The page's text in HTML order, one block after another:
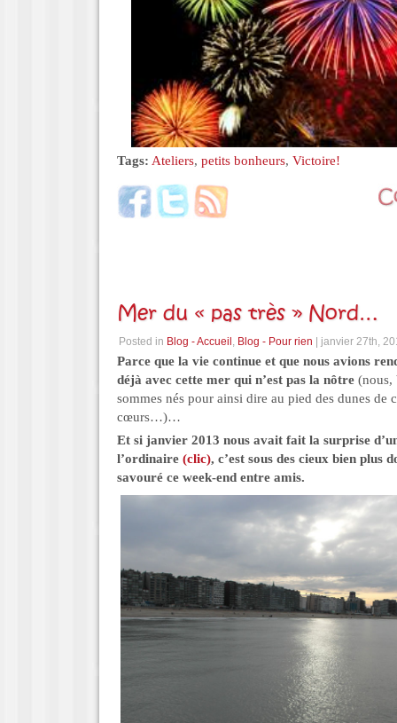
Tags: Ateliers, petits bonheurs, Victoire!
Mer du « pas très » Nord…
Posted in Blog - Accueil , Blog - Pour rien | janvier 27th,
Parce que la vie continue et que nous avions
déjà avec cette mer qui n’est pas la nôtre (nous,
sommes nés pour ainsi dire au pied des dunes de
cœurs…)…
Et si janvier 2013 nous avait fait la surprise
l’ordinaire (clic), c’est sous des cieux bien plus
savouré ce week-end entre amis.